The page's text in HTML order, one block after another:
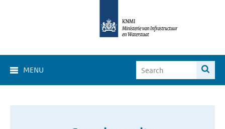
MENU